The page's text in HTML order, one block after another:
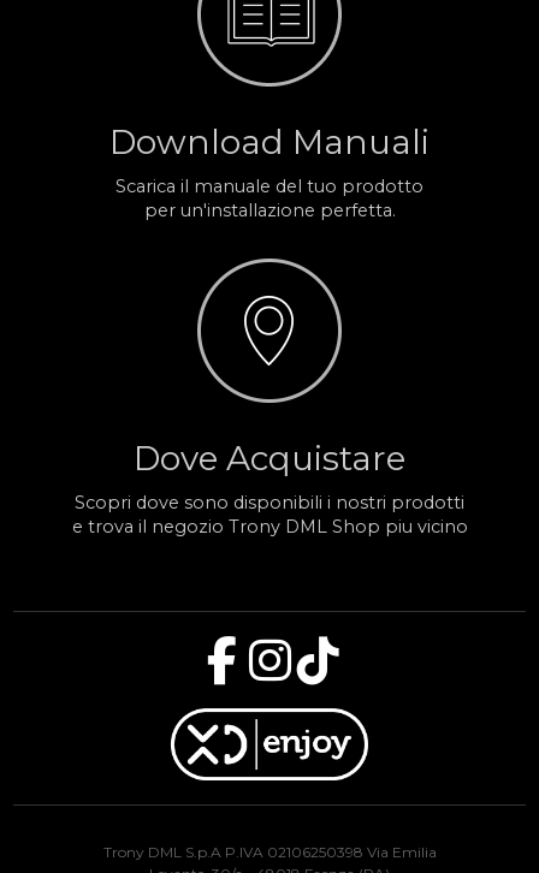
Download Manuali
Scarica il manuale del tuo prodotto
per un'installazione perfetta.
Dove Acquistare
Scopri dove sono disponibili i nostri prodotti
e trova il negozio Trony DML Shop piu vicino
Trony DML S.p.A P.IVA 02106250398 Via Emilia